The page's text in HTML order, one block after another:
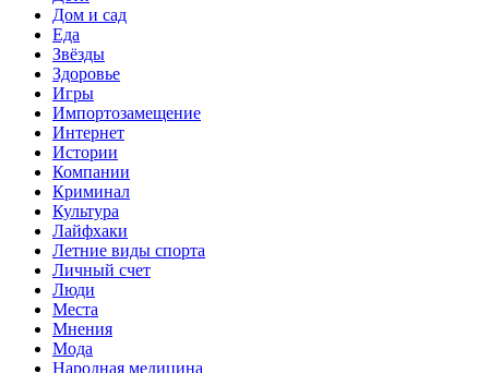
Дом и сад
Еда
Звёзды
Здоровье
Игры
Импортозамещение
Интернет
Истории
Компании
Криминал
Культура
Лайфхаки
Летние виды спорта
Личный счет
Люди
Места
Мнения
Мода
Народная медицина